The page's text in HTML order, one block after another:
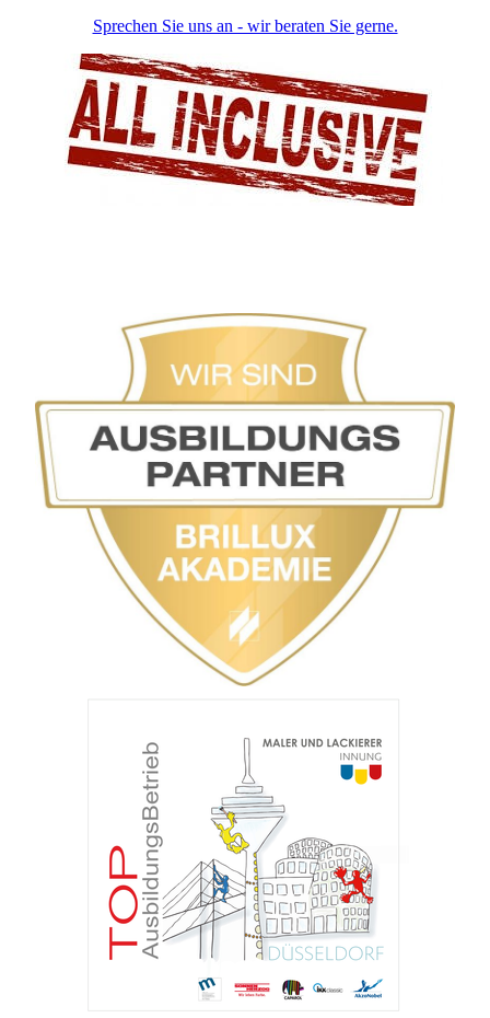
Sprechen Sie uns an - wir beraten Sie gerne.